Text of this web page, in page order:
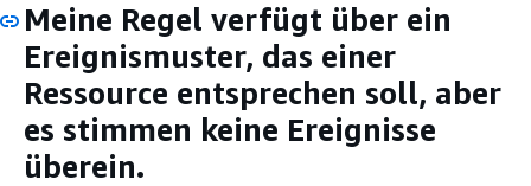
Meine Regel verfügt über ein
Ereignismuster, das einer
Ressource entsprechen soll, aber
es stimmen keine Ereignisse
überein.